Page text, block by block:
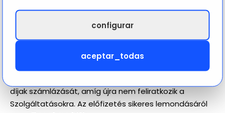
5. Lemondás
5.1 Bármikor lemondhatja előfizetését előzetes
értesítés és büntetés nélkül, egyszerűen azzal, hogy
fiókját deaktiválja a fiókbeállításoknál. A deaktiválás
után előfizetése azonnal megszűnik. Amikor úgy dönt,
díjak számlázását, amíg újra nem feliratkozik a
Szolgáltatásokra. Az előfizetés sikeres lemondásáról
configurar
aceptar_todas